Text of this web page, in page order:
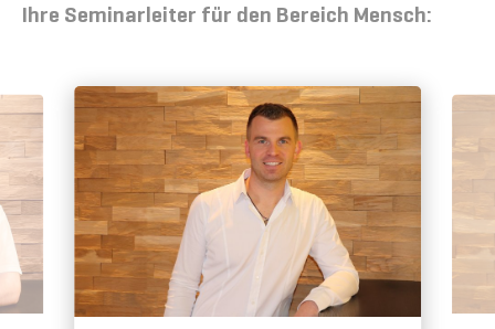
Ihre Seminarleiter für den Bereich Mensch: